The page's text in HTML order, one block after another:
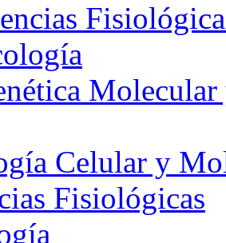
Celular y
Fisiológicas